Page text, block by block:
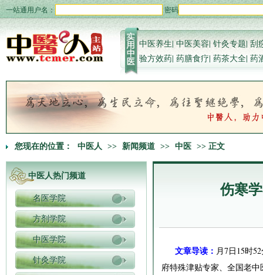
一站通用户名： 密码
中医养生|中医美容|针灸专题|刮
验方效药| 药膳食疗| 药茶大全| 药
您现在的位置： 中医人 >> 新闻频道 >> 中医 >> 正文
中医人热门频道
名医学院
方剂学院
中医学院
针灸学院
伤寒
文章导读： 月7日15时
府特殊津贴专家、全国老